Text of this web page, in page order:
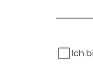
Ich